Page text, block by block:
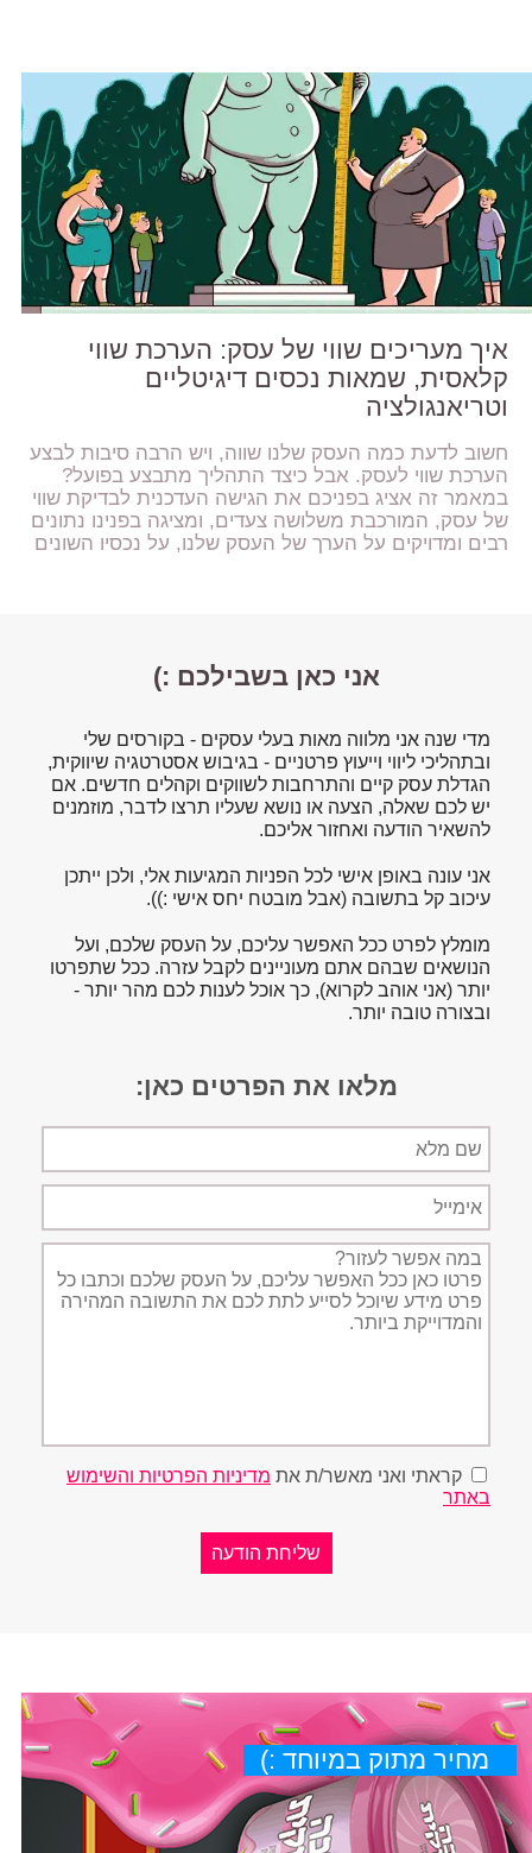
איך מעריכים שווי של עסק: הערכת שווי
קלאסית, שמאות נכסים דיגיטליים
וטריאנגולציה
חשוב לדעת כמה העסק שלנו שווה, ויש הרבה סיבות לבצע
הערכת שווי לעסק. אבל כיצד התהליך מתבצע בפועל?
במאמר זה אציג בפניכם את הגישה העדכנית לבדיקת שווי
של עסק, המורכבת משלושה צעדים, ומציגה בפנינו נתונים
רבים ומדויקים על הערך של העסק שלנו, על נכסיו השונים
אני כאן בשבילכם :)
מדי שנה אני מלווה מאות בעלי עסקים - בקורסים שלי
ובתהליכי ליווי וייעוץ פרטניים - בגיבוש אסטרטגיה שיווקית,
הגדלת עסק קיים והתרחבות לשווקים וקהלים חדשים. אם
יש לכם שאלה, הצעה או נושא שעליו תרצו לדבר, מוזמנים
להשאיר הודעה ואחזור אליכם.
אני עונה באופן אישי לכל הפניות המגיעות אלי, ולכן ייתכן
עיכוב קל בתשובה (אבל מובטח יחס אישי :)).
מומלץ לפרט ככל האפשר עליכם, על העסק שלכם, ועל
הנושאים שבהם אתם מעוניינים לקבל עזרה. ככל שתפרטו
יותר (אני אוהב לקרוא), כך אוכל לענות לכם מהר יותר -
ובצורה טובה יותר.
מלאו את הפרטים כאן:
מלא
תיאור
הפניה
קראתי ואני מאשר/ת את מדיניות הפרטיות והשימוש
באתר
מחיר מתוק במיוחד :)